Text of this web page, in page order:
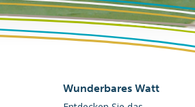
Wunderbares Watt